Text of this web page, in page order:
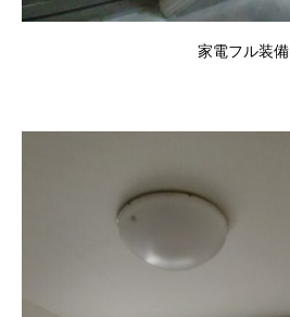
家電フル装備